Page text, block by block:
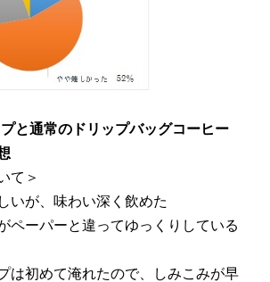
と通常のドリップバッグコーヒー
て＞
いが、味わい深く飲めた
ペーパーと違ってゆっくりしている
は初めて淹れたので、しみこみが早